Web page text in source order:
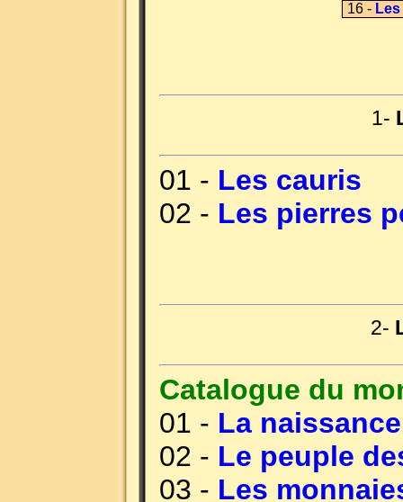
16 -
1-
01 - Les cauris
02 - Les pierres
2-
Catalogue du
01 - La
02 - Le peuple
03 - Les